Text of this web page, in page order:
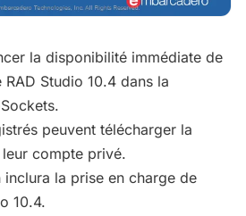
la disponibilité immédiate de
Studio 10.4 dans la
peuvent télécharger la
compte privé.
la prise en charge de
10.4.